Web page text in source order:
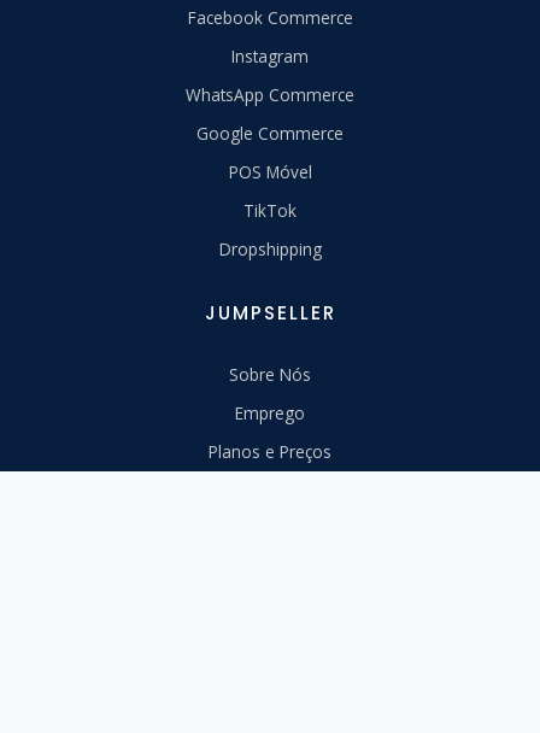
Facebook Commerce
Instagram
WhatsApp Commerce
Google Commerce
POS Móvel
TikTok
Dropshipping
JUMPSELLER
Sobre Nós
Emprego
Planos e Preços